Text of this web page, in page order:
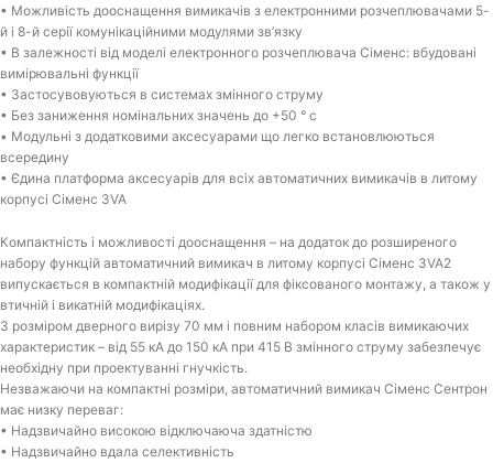
• Можливість дооснащення вимикачів з електронними розчеплювачами 5-
й і 8-й серії комунікаційними модулями зв’язку
• В залежності від моделі електронного розчеплювача Сіменс: вбудовані
вимірювальні функції
• Застосувовуються в системах змінного струму
• Без заниження номінальних значень до +50 ° c
• Модульні з додатковими аксесуарами що легко встановлюються
всередину
• Єдина платформа аксесуарів для всіх автоматичних вимикачів в литому
корпусі Сіменс 3VA
Компактність і можливості дооснащення – на додаток до розширеного
набору функцій автоматичний вимикач в литому корпусі Сіменс 3VA2
випускається в компактній модифікації для фіксованого монтажу, а також у
втичній і викатній модифікаціях.
З розміром дверного вирізу 70 мм і повним набором класів вимикаючих
характеристик – від 55 кА до 150 кА при 415 В змінного струму забезпечує
необхідну при проектуванні гнучкість.
Незважаючи на компактні розміри, автоматичний вимикач Сіменс Сентрон
має низку переваг:
• Надзвичайно високою відключаюча здатністю
• Надзвичайно вдала селективність